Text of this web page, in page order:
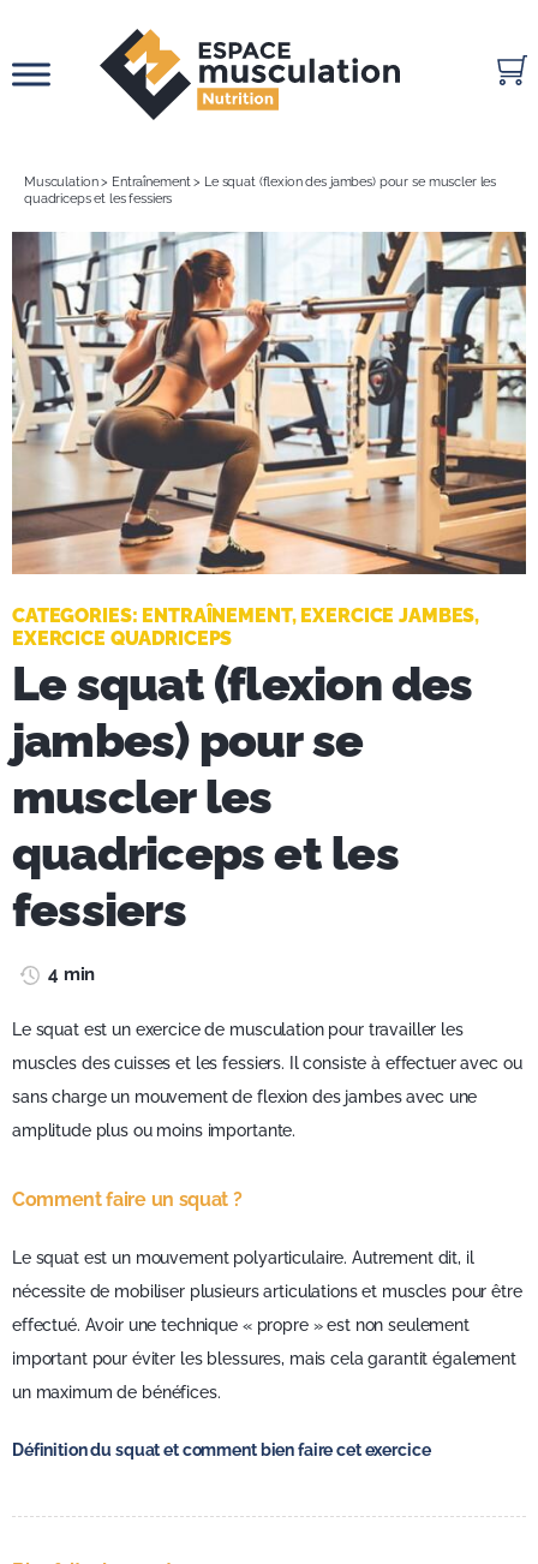
Musculation> Entraînement> Le squat (flexion des jambes) pour se muscler les
quadriceps et les fessiers
CATEGORIES: ENTRAÎNEMENT, EXERCICE JAMBES,
EXERCICE QUADRICEPS
Le squat (flexion des
jambes) pour se
muscler les
quadriceps et les
fessiers
4 min
Le squat est un exercice de musculation pour travailler les
muscles des cuisses et les fessiers. Il consiste à effectuer avec ou
sans charge un mouvement de flexion des jambes avec une
amplitude plus ou moins importante.
Comment faire un squat ?
Le squat est un mouvement polyarticulaire. Autrement dit, il
nécessite de mobiliser plusieurs articulations et muscles pour être
effectué. Avoir une technique « propre » est non seulement
important pour éviter les blessures, mais cela garantit également
un maximum de bénéfices.
Définition du squat et comment bien faire cet exercice